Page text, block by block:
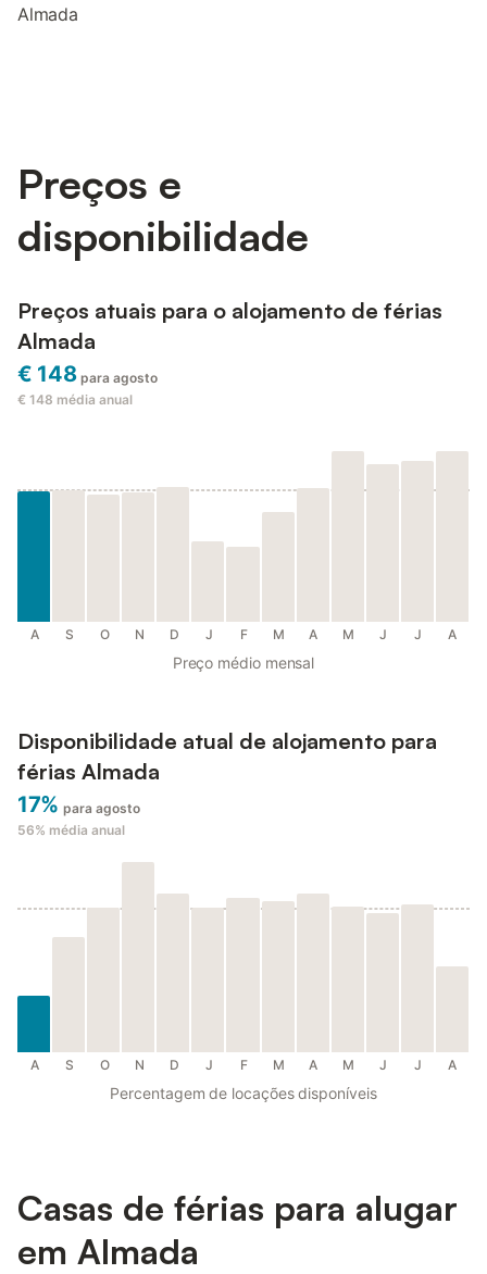
Almada
Preços e
disponibilidade
Preços atuais para o alojamento de férias
Almada
€ 148 para agosto
€ 148 média anual
A S O N D J F M A M J J A
Preço médio mensal
Disponibilidade atual de alojamento para
férias Almada
17% para agosto
56% média anual
A S O N D J F M A M J J A
Percentagem de locações disponíveis
Casas de férias para alugar
em Almada